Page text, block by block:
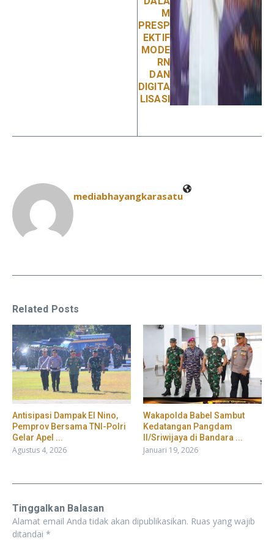
M
PRESP
EKTIF
MODE
RN
DAN
DIGITA
LISASI
mediabhayangkarasatu
Related Posts
​Antisipasi Dampak El Nino,
Pemprov Bersama TNI-Polri
Gelar Apel ...
Agustus 4, 2026
Wakapolda Babel Sambut
Kedatangan Pangdam
II/Sriwijaya di Bandara ...
Januari 19, 2026
Tinggalkan Balasan
Alamat email Anda tidak akan dipublikasikan. Ruas yang wajib
ditandai *